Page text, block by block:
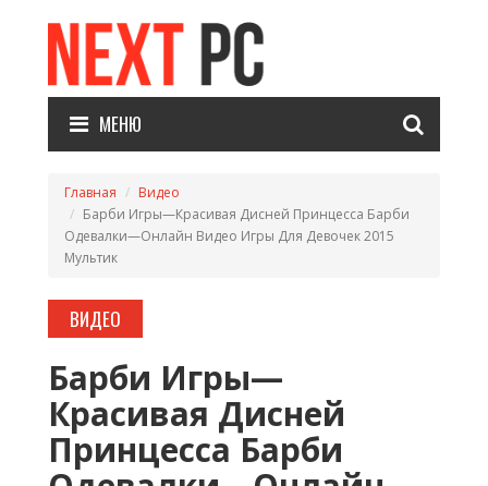
МЕНЮ
Главная
Видео
Барби Игры—Красивая Дисней Принцесса Барби
Одевалки—Онлайн Видео Игры Для Девочек 2015
Мультик
ВИДЕО
Барби Игры—
Красивая Дисней
Принцесса Барби